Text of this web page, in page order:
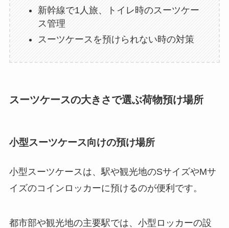
新幹線で1人旅、トイレ時のスーツケー
ス管理
スーツケースを預けられない時の対策
スーツケースの大きさで選ぶ荷物預け場所
小型スーツケース向けの預け場所
小型スーツケースは、駅や観光地のSサイズやMサ
イズのコインロッカーに預けるのが便利です。
都市部や観光地の主要駅では、小型ロッカーの設